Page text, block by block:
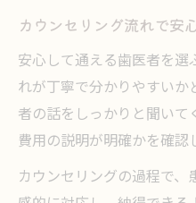
カウンセリング流れで安
安心して通える歯医者を
れが丁寧で分かりやすいか
者の話をしっかりと聞い
費用の説明が明確かを確認
カウンセリングの過程で